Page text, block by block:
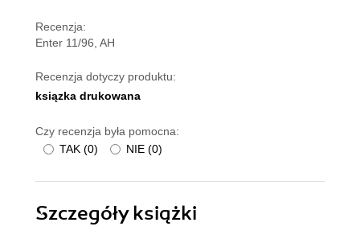
Recenzja:
Enter 11/96, AH
Recenzja dotyczy produktu:
ksiązka drukowana
Czy recenzja była pomocna:
TAK (0) NIE (0)
Szczegółyksiążki